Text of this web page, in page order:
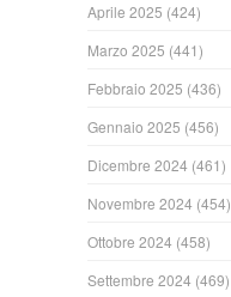
Aprile 2025 (424)
Marzo 2025 (441)
Febbraio 2025 (436)
Gennaio 2025 (456)
Dicembre 2024 (461)
Novembre 2024 (454)
Ottobre 2024 (458)
Settembre 2024 (469)